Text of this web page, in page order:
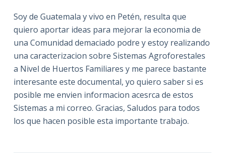
Soy de Guatemala y vivo en Petén, resulta que
quiero aportar ideas para mejorar la economia de
una Comunidad demaciado podre y estoy realizando
una caracterizacion sobre Sistemas Agroforestales
a Nivel de Huertos Familiares y me parece bastante
interesante este documental, yo quiero saber si es
posible me envien informacion acesrca de estos
Sistemas a mi correo. Gracias, Saludos para todos
los que hacen posible esta importante trabajo.